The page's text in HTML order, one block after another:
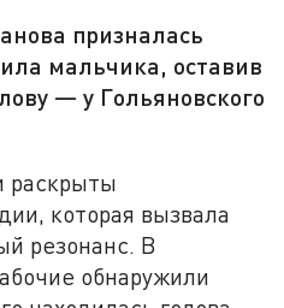
призналась
мальчика, оставив
— у Гольяновского
раскрыты
которая вызвала
резонанс. В
обнаружили